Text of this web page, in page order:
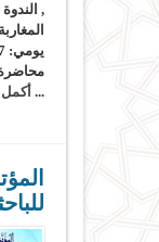
,
... أكمل